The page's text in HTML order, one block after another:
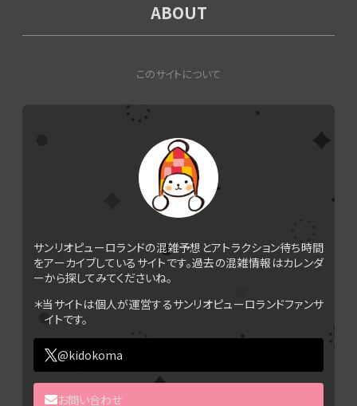
ABOUT
このサイトについて
サンリオピューロランドの混雑予想とアトラクション待ち時間
をアーカイブしているサイトです。過去の混雑情報はカレンダ
ーから探してみてくださいね。
＊当サイトは個人が運営するサンリオピューロランドファンサ
イトです。
@kidokoma
お問い合わせ